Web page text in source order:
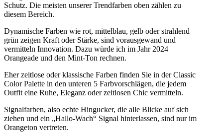
Schutz. Die meisten unserer Trendfarben oben zählen zu
diesem Bereich.
Dynamische Farben wie rot, mittelblau, gelb oder strahlend
grün zeigen Kraft oder Stärke, sind vorausgewand und
vermitteln Innovation. Dazu würde ich im Jahr 2024
Orangeade und den Mint-Ton rechnen.
Eher zeitlose oder klassische Farben finden Sie in der Classic
Color Palette in den unteren 5 Farbvorschlägen, die jedem
Outfit eine Ruhe, Eleganz oder zeitlosen Chic vermitteln.
Signalfarben, also echte Hingucker, die alle Blicke auf sich
ziehen und ein „Hallo-Wach“ Signal hinterlassen, sind nur im
Orangeton vertreten.